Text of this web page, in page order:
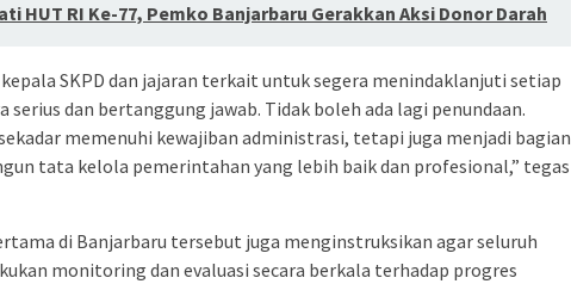
HUT RI Ke-77, Pemko Banjarbaru Gerakkan Aksi Donor Darah
SKPD dan jajaran terkait untuk segera menindaklanjuti setiap
serius dan bertanggung jawab. Tidak boleh ada lagi penundaan.
memenuhi kewajiban administrasi, tetapi juga menjadi bagian
tata kelola pemerintahan yang lebih baik dan profesional,” tegas
di Banjarbaru tersebut juga menginstruksikan agar seluruh
monitoring dan evaluasi secara berkala terhadap progres